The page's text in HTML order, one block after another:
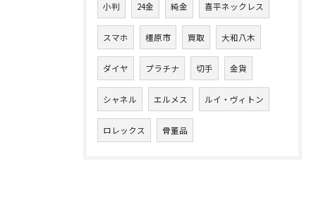
小判 24金 純金 喜平ネックレス
スマホ 橿原市 買取 大和八木
ダイヤ プラチナ 切手 金貨
シャネル エルメス ルイ・ヴィトン
ロレックス 骨董品